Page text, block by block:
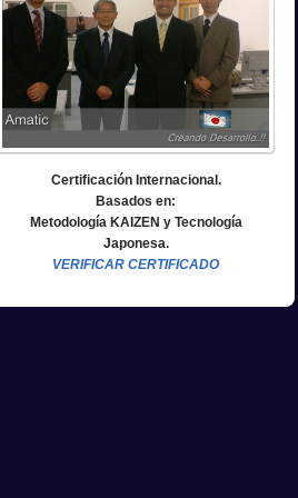
Certificación Internacional.
Basados en:
Metodología KAIZEN y Tecnología
Japonesa.
VERIFICAR CERTIFICADO